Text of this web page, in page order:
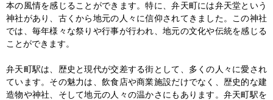
本の風情を感じることができます。特に、弁天町には弁天堂という
神社があり、古くから地元の人々に信仰されてきました。この神社
では、毎年様々な祭りや行事が行われ、地元の文化や伝統を感じる
ことができます。
弁天町駅は、歴史と現代が交差する街として、多くの人々に愛され
ています。その魅力は、飲食店や商業施設だけでなく、歴史的な建
造物や神社、そして地元の人々の温かさにもあります。弁天町駅を